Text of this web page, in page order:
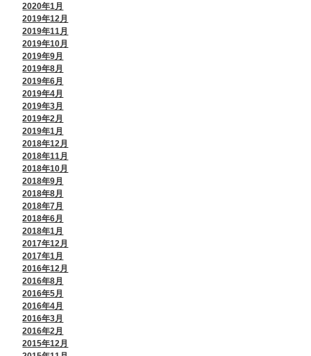
2020年1月
2019年12月
2019年11月
2019年10月
2019年9月
2019年8月
2019年6月
2019年4月
2019年3月
2019年2月
2019年1月
2018年12月
2018年11月
2018年10月
2018年9月
2018年8月
2018年7月
2018年6月
2018年1月
2017年12月
2017年1月
2016年12月
2016年8月
2016年5月
2016年4月
2016年3月
2016年2月
2015年12月